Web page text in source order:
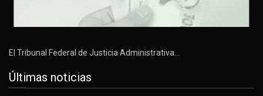
El Tribunal Federal de Justicia Administrativa…
Últimas noticias